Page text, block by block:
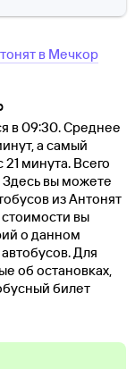
в Мечкор
в 09:30. Среднее
а самый
21 минута. Всего
Здесь вы можете
из Антонят
вы
о данном
Для
об остановках,
билет